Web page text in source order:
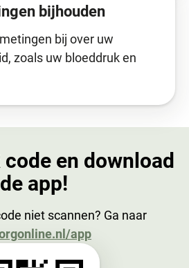
bijhouden
bij over uw
zoals uw bloeddruk en
code en download
de app!
niet scannen? Ga naar
app